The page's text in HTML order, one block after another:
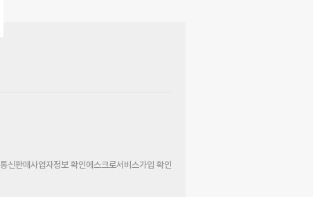
통신판매사업자정보 확인에스크로서비스가입 확인